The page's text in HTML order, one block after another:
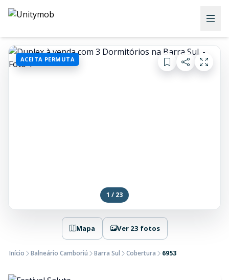
ACEITA PERMUTA
1 / 23
Mapa Ver 23 fotos
Início Balneário Camboriú Barra Sul Cobertura 6953